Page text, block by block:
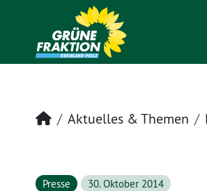
Startseite
Aktuelles & Themen
Presse 30. Oktober 2014